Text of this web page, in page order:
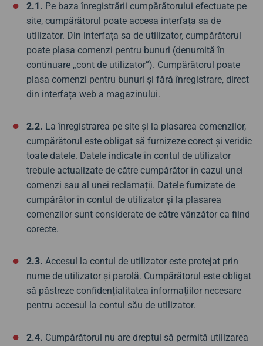
2.1. Pe baza înregistrării cumpărătorului efectuate pe
site, cumpărătorul poate accesa interfața sa de
utilizator. Din interfața sa de utilizator, cumpărătorul
poate plasa comenzi pentru bunuri (denumită în
continuare „cont de utilizator”). Cumpărătorul poate
plasa comenzi pentru bunuri și fără înregistrare, direct
din interfața web a magazinului.
2.2. La înregistrarea pe site și la plasarea comenzilor,
cumpărătorul este obligat să furnizeze corect și veridic
toate datele. Datele indicate în contul de utilizator
trebuie actualizate de către cumpărător în cazul unei
comenzi sau al unei reclamații. Datele furnizate de
cumpărător în contul de utilizator și la plasarea
comenzilor sunt considerate de către vânzător ca fiind
corecte.
2.3. Accesul la contul de utilizator este protejat prin
nume de utilizator și parolă. Cumpărătorul este obligat
să păstreze confidențialitatea informațiilor necesare
pentru accesul la contul său de utilizator.
2.4. Cumpărătorul nu are dreptul să permită utilizarea